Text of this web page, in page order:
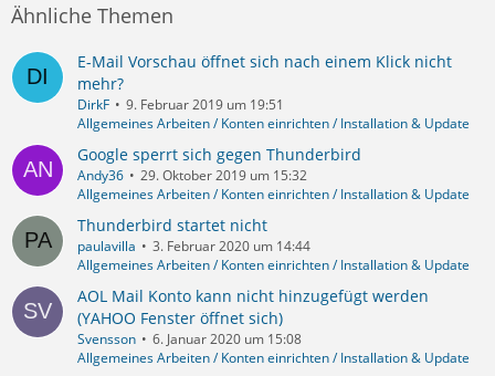
Ähnliche Themen
E-Mail Vorschau öffnet sich nach einem Klick nicht
mehr?
DirkF
9. Februar 2019 um 19:51
Allgemeines Arbeiten / Konten einrichten / Installation & Update
Google sperrt sich gegen Thunderbird
Andy36
29. Oktober 2019 um 15:32
Allgemeines Arbeiten / Konten einrichten / Installation & Update
Thunderbird startet nicht
paulavilla
3. Februar 2020 um 14:44
Allgemeines Arbeiten / Konten einrichten / Installation & Update
AOL Mail Konto kann nicht hinzugefügt werden
(YAHOO Fenster öffnet sich)
Svensson
6. Januar 2020 um 15:08
Allgemeines Arbeiten / Konten einrichten / Installation & Update